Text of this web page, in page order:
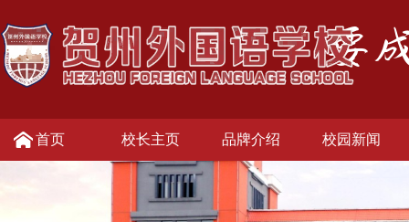
首页 校长主页 品牌介绍 校园新闻